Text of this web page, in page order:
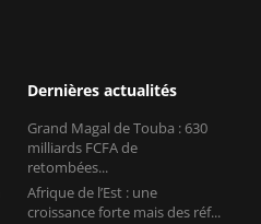
Dernières actualités
Grand Magal de Touba : 630
milliards FCFA de
retombées...
Afrique de l’Est : une
croissance forte mais des réf...